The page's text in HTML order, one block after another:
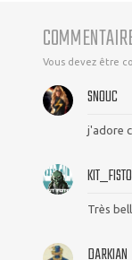
Vous devez être
SNOUC
j'adore
Très